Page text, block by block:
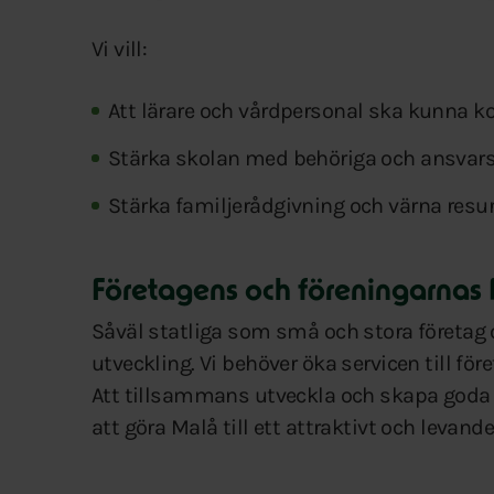
Vi vill:
Att lärare och vårdpersonal ska kunna
Stärka skolan med behöriga och
Stärka familjerådgivning och värna
Företagens och föreningarnas
Såväl statliga som små och stora
utveckling. Vi behöver öka servicen till
Att tillsammans utveckla och skapa
att göra Malå till ett attraktivt och